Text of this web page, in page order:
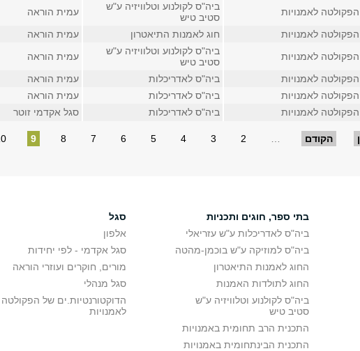
הפקולטה לאמנויות
ביה"ס לקולנוע וטלוויזיה ע"ש
סטיב טיש
עמית הוראה
הפקולטה לאמנויות חוג לאמנות התיאטרון
עמית הוראה
הפקולטה לאמנויות
ביה"ס לקולנוע וטלוויזיה ע"ש
סטיב טיש
עמית הוראה
הפקולטה לאמנויות ביה"ס לאדריכלות עמית הוראה
הפקולטה לאמנויות ביה"ס לאדריכלות עמית הוראה
הפקולטה לאמנויות ביה"ס לאדריכלות סגל אקדמי זוטר
הקודם 2
3
4
5
6
7
8
9
בתי ספר, חוגים ותכניות
ביה"ס לאדריכלות ע"ש עזריאלי
ביה"ס למוזיקה ע"ש בוכמן-מהטה
החוג לאמנות התיאטרון
החוג לתולדות האמנות
ביה"ס לקולנוע וטלוויזיה ע"ש
סטיב טיש
התכנית הרב תחומית באמנויות
התכנית הבינתחומית באמנויות
סגל
אלפון
סגל אקדמי - לפי יחידות
מורים, חוקרים ועוזרי הוראה
סגל מנהלי
הדוקטורנטיות.ים של הפקולטה
לאמנויות